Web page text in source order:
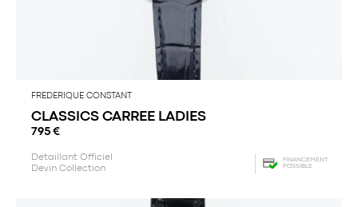
FREDERIQUE CONSTANT
CLASSICS CARREE LADIES
795 €
Détaillant Officiel
Devin Collection
FINANCEMENT
POSSIBLE